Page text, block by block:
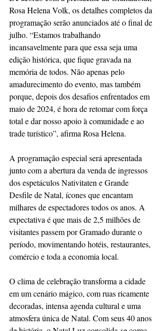
Rosa Helena Volk, os detalhes completos da
programação serão anunciados até o final de
julho. “Estamos trabalhando
incansavelmente para que essa seja uma
edição histórica, que fique gravada na
memória de todos. Não apenas pelo
amadurecimento do evento, mas também
porque, depois dos desafios enfrentados em
maio de 2024, é hora de retomar com força
total e dar nosso apoio à comunidade e ao
trade turístico”, afirma Rosa Helena.
A programação especial será apresentada
junto com a abertura da venda de ingressos
dos espetáculos Nativitaten e Grande
Desfile de Natal, ícones que encantam
milhares de espectadores todos os anos. A
expectativa é que mais de 2,5 milhões de
visitantes passem por Gramado durante o
período, movimentando hotéis, restaurantes,
comércio e toda a economia local.
O clima de celebração transforma a cidade
em um cenário mágico, com ruas ricamente
decoradas, intensa agenda cultural e uma
atmosfera única de Natal. Com seus 40 anos